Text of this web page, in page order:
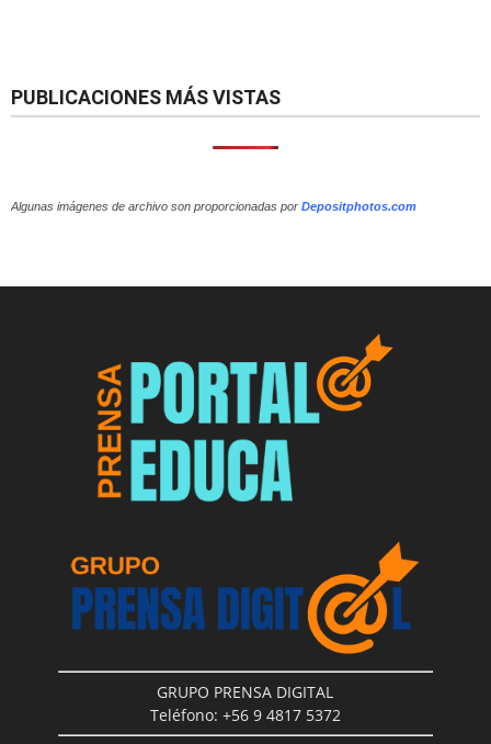
PUBLICACIONES MÁS VISTAS
Algunas imágenes de archivo son proporcionadas por Depositphotos.com
GRUPO PRENSA DIGITAL
Teléfono: +56 9 4817 5372